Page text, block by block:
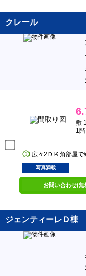
クレール
敷
1
広々2ＤＫ角部屋で
写真満載
お問い合わせ(無
ジェンティーレＤ棟